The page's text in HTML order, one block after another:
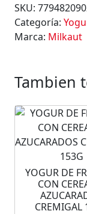
SKU:
Categoría:
Marca: Milkaut
Tambien
YOGUR DE
CON
CREMIGAL